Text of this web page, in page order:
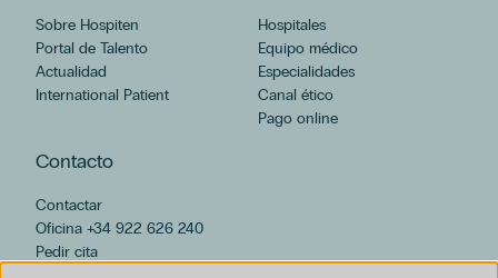
Sobre Hospiten
Portal de Talento
Actualidad
International Patient
Hospitales
Equipo médico
Especialidades
Canal ético
Pago online
Contacto
Contactar
Oficina +34 922 626 240
Pedir cita